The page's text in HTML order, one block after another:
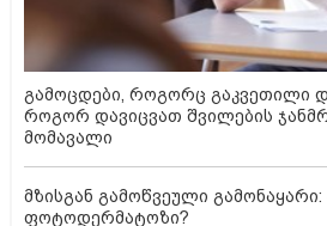
გამოცდები, როგორც გაკვეთილი
როგორ დავიცვათ შვილების
მომავალი
მზისგან გამოწვეული
ფოტოდერმატოზი?